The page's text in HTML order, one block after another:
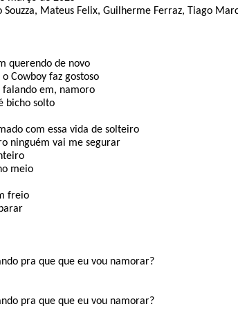
Souzza, Mateus Felix, Guilherme Ferraz, Tiago
querendo de novo
Cowboy faz gostoso
falando em, namoro
bicho solto
com essa vida de solteiro
ninguém vai me segurar
meio
freio
pra que que eu vou namorar?
pra que que eu vou namorar?